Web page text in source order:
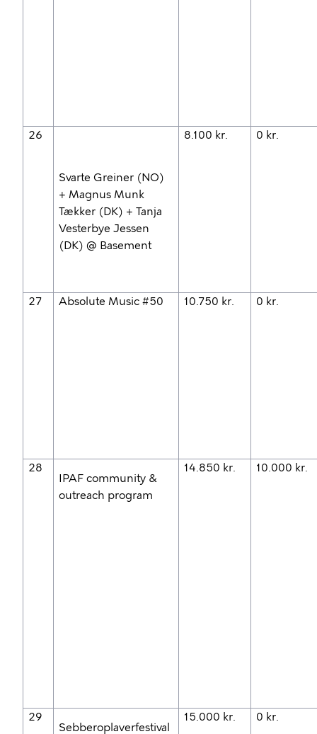
26
Svarte Greiner (NO)
+ Magnus Munk
Tækker (DK) + Tanja
Vesterbye Jessen
(DK) @ Basement
8.100 kr. 0 kr.
27 Absolute Music #50 10.750 kr. 0 kr.
28
IPAF community &
outreach program
14.850 kr. 10.000 kr.
29
Sebberoplaverfestival
15.000 kr. 0 kr.